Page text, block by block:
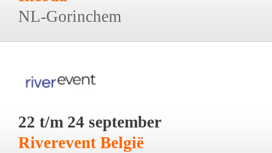
NL-Gorinchem
22 t/m 24 september
Riverevent België